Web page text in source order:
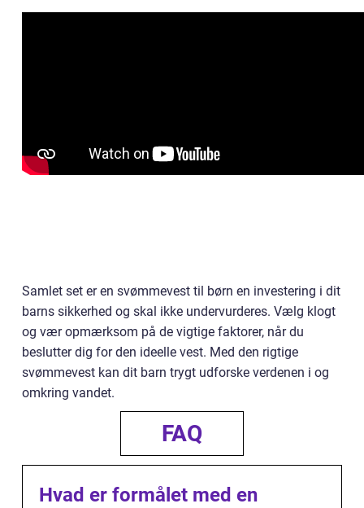
Samlet set er en svømmevest til børn en investering i dit
barns sikkerhed og skal ikke undervurderes. Vælg klogt
og vær opmærksom på de vigtige faktorer, når du
beslutter dig for den ideelle vest. Med den rigtige
svømmevest kan dit barn trygt udforske verdenen i og
omkring vandet.
FAQ
Hvad er formålet med en